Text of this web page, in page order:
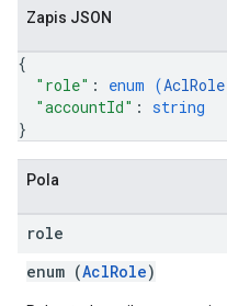
Zapis JSON
{
"role" : enum (AclRole
"accountId" : string
}
Pola
role
enum (AclRole)